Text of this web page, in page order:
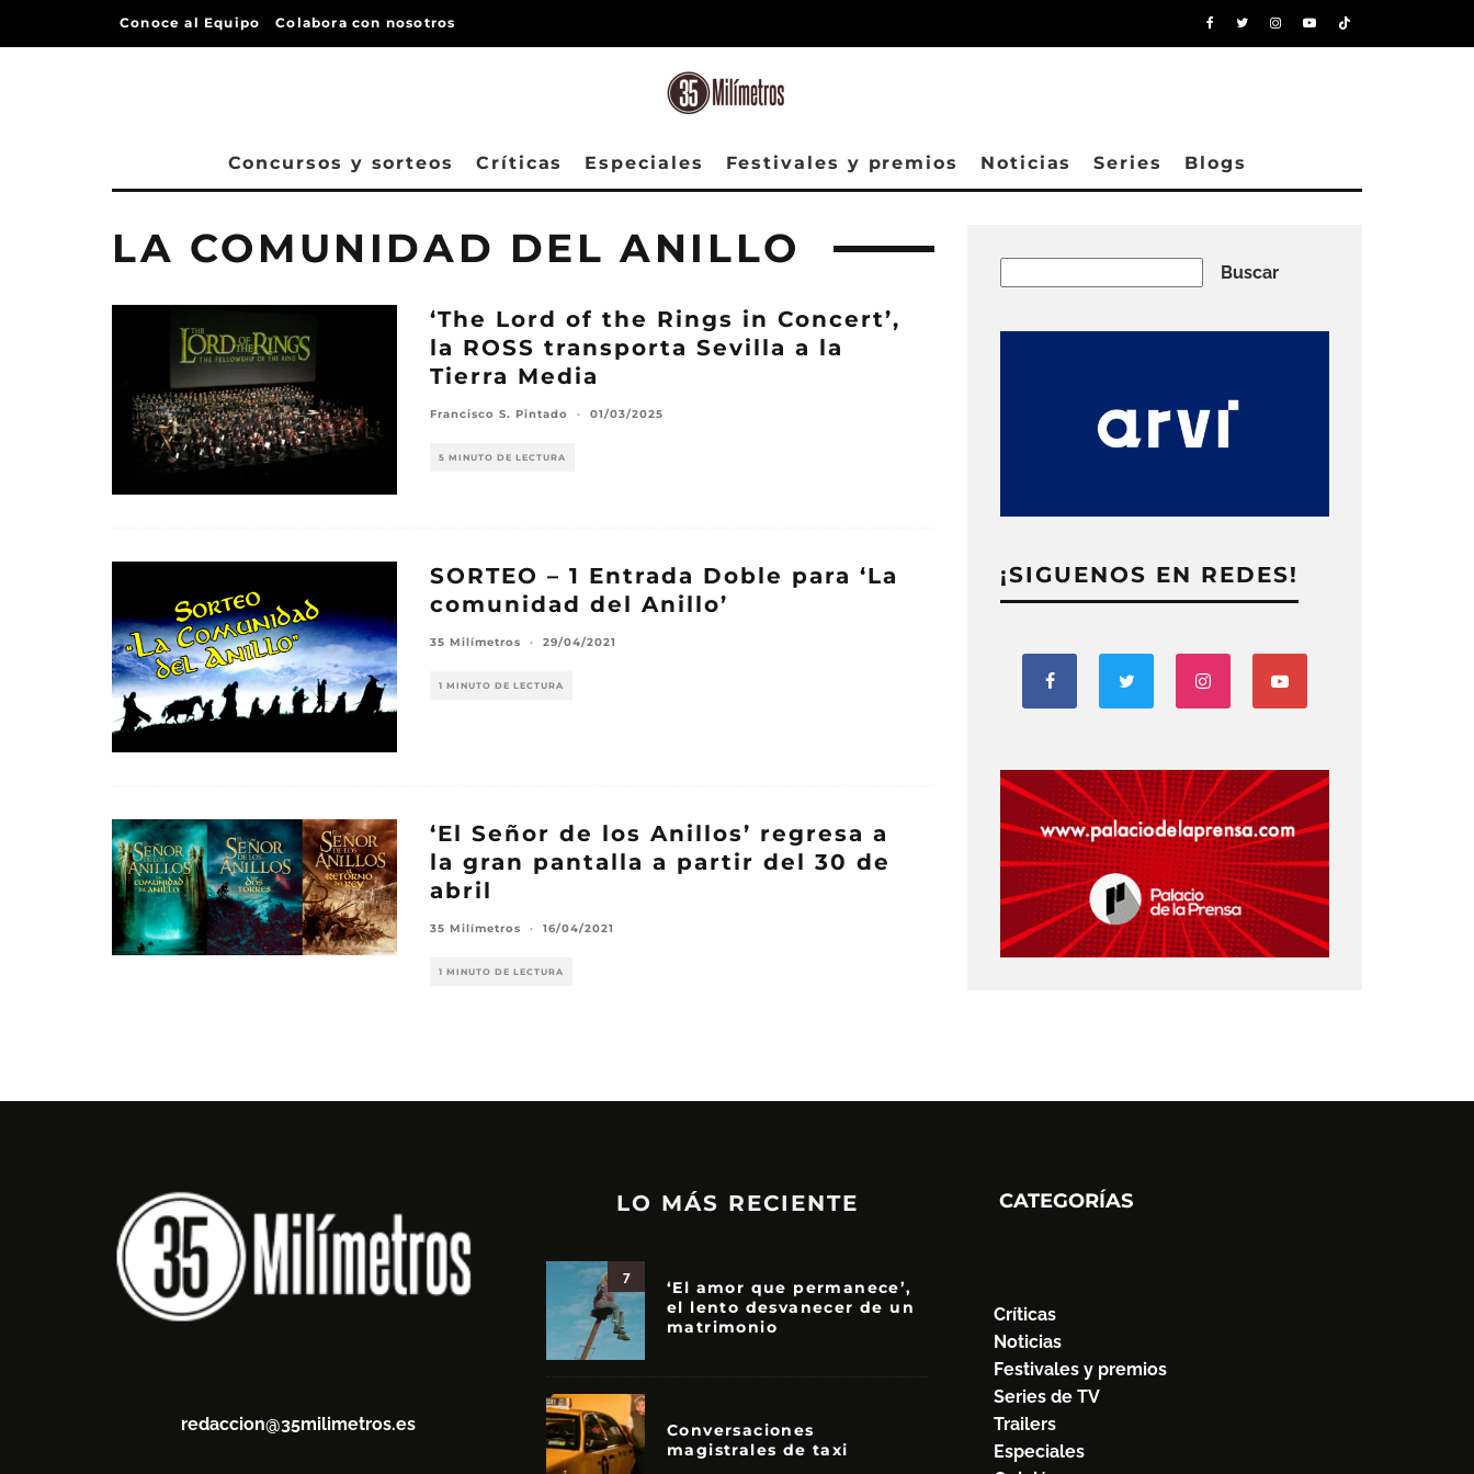
Conoce al Equipo Colabora con nosotros
Concursos y sorteos Críticas Especiales Festivales y premios Noticias Series Blogs
LA COMUNIDAD DEL ANILLO
‘The Lord of the Rings in Concert’,
la ROSS transporta Sevilla a la
Tierra Media
Francisco S. Pintado · 01/03/2025
5 MINUTO DE LECTURA
SORTEO – 1 Entrada Doble para ‘La
comunidad del Anillo’
35 Milímetros · 29/04/2021
1 MINUTO DE LECTURA
‘El Señor de los Anillos’ regresa a
la gran pantalla a partir del 30 de
abril
35 Milímetros · 16/04/2021
1 MINUTO DE LECTURA
Buscar
¡SIGUENOS EN REDES!
redaccion@35milimetros.es
LO MÁS RECIENTE
7
‘El amor que permanece’,
el lento desvanecer de un
matrimonio
Conversaciones
magistrales de taxi
CATEGORÍAS
Críticas
Noticias
Festivales y premios
Series de TV
Trailers
Especiales